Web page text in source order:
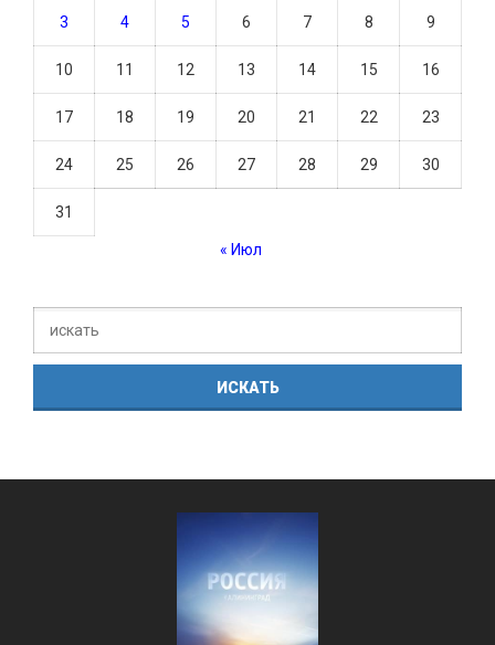
3 4 5 6 7 8 9
10 11 12 13 14 15 16
17 18 19 20 21 22 23
24 25 26 27 28 29 30
31
« Июл